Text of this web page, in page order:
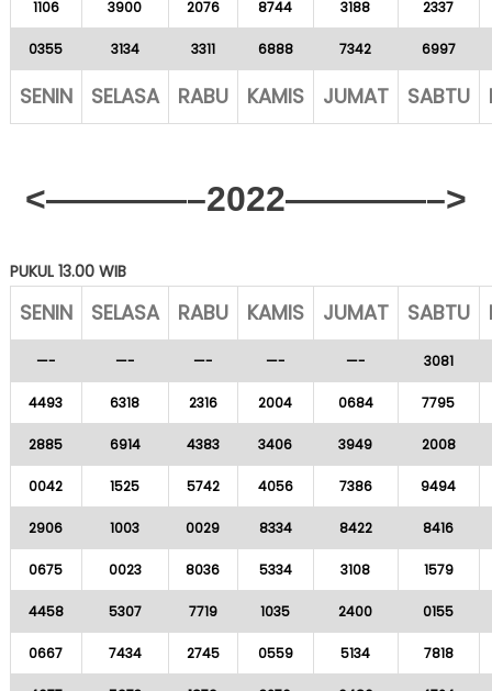
1106 3900 2076 8744 3188 2337
0355 3134 3311 6888 7342 6997
SENIN SELASA RABU KAMIS JUMAT SABTU
<————–2022————–>
PUKUL 13.00 WIB
SENIN SELASA RABU KAMIS JUMAT SABTU
—- —- —- —- —- 3081
4493 6318 2316 2004 0684 7795
2885 6914 4383 3406 3949 2008
0042 1525 5742 4056 7386 9494
2906 1003 0029 8334 8422 8416
0675 0023 8036 5334 3108 1579
4458 5307 7719 1035 2400 0155
0667 7434 2745 0559 5134 7818